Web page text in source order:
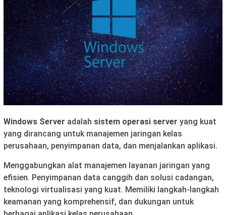
Windows Server adalah sistem operasi server yang kuat
yang dirancang untuk manajemen jaringan kelas
perusahaan, penyimpanan data, dan menjalankan aplikasi.
Menggabungkan alat manajemen layanan jaringan yang
efisien. Penyimpanan data canggih dan solusi cadangan,
teknologi virtualisasi yang kuat. Memiliki langkah-langkah
keamanan yang komprehensif, dan dukungan untuk